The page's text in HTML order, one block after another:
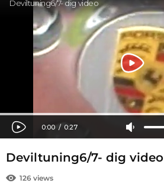
Deviltuning6/7- dig video
126 views